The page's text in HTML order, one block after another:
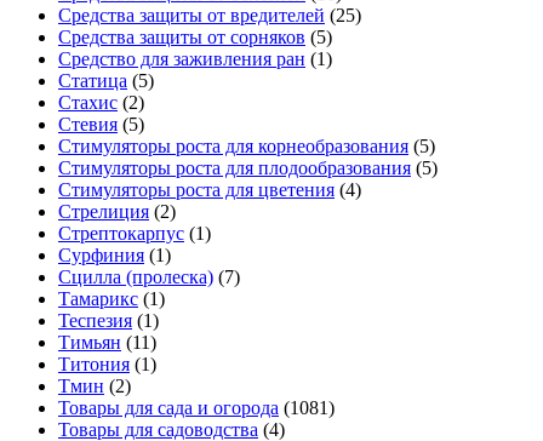
Средства защиты от вредителей (25)
Средства защиты от сорняков (5)
Средство для заживления ран (1)
Статица (5)
Стахис (2)
Стевия (5)
Стимуляторы роста для корнеобразования (5)
Стимуляторы роста для плодообразования (5)
Стимуляторы роста для цветения (4)
Стрелиция (2)
Стрептокарпус (1)
Сурфиния (1)
Сцилла (пролеска) (7)
Тамарикс (1)
Теспезия (1)
Тимьян (11)
Титония (1)
Тмин (2)
Товары для сада и огорода (1081)
Товары для садоводства (4)